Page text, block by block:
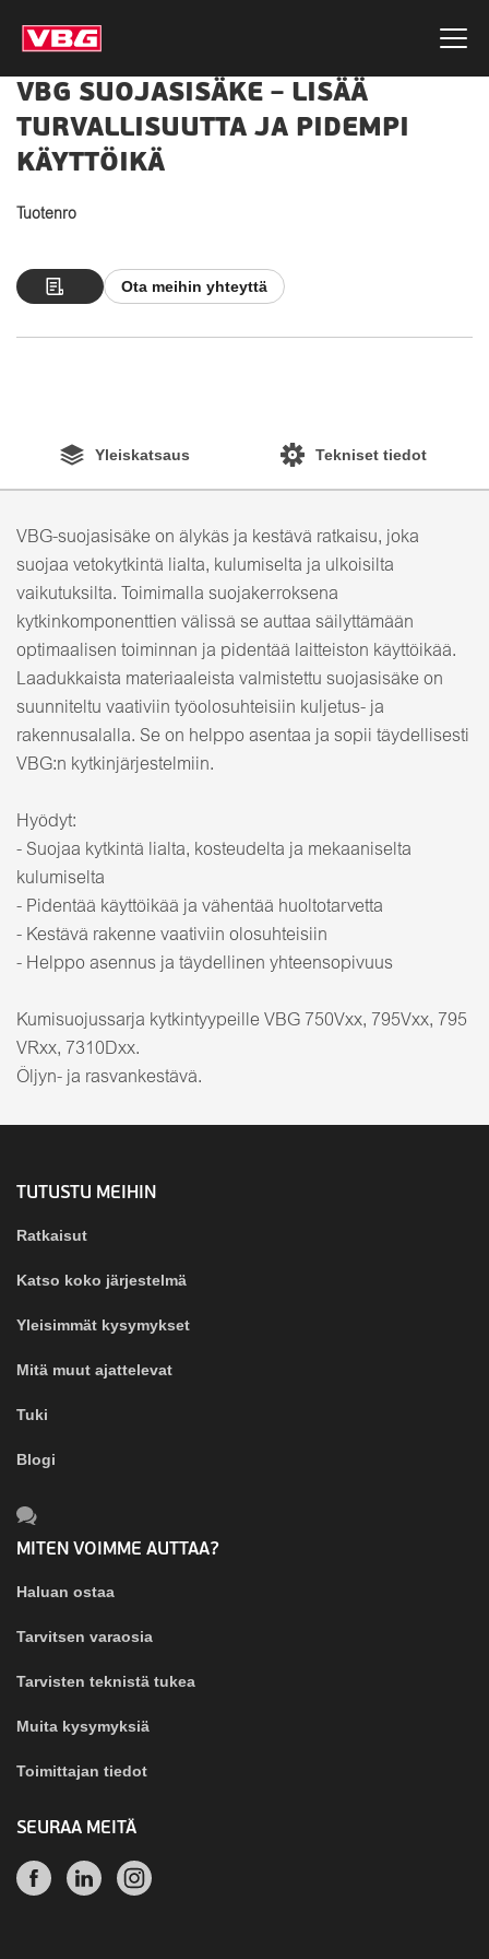
VBG SUOJASISÄKE – LISÄÄ
TURVALLISUUTTA JA PIDEMPI
KÄYTTÖIKÄ
Tuotenro
Ota meihin yhteyttä
Yleiskatsaus Tekniset tiedot
VBG-suojasisäke on älykäs ja kestävä ratkaisu, joka
suojaa vetokytkintä lialta, kulumiselta ja ulkoisilta
vaikutuksilta. Toimimalla suojakerroksena
kytkinkomponenttien välissä se auttaa säilyttämään
optimaalisen toiminnan ja pidentää laitteiston käyttöikää.
Laadukkaista materiaaleista valmistettu suojasisäke on
suunniteltu vaativiin työolosuhteisiin kuljetus- ja
rakennusalalla. Se on helppo asentaa ja sopii täydellisesti
VBG:n kytkinjärjestelmiin.
Hyödyt:
- Suojaa kytkintä lialta, kosteudelta ja mekaaniselta
kulumiselta
- Pidentää käyttöikää ja vähentää huoltotarvetta
- Kestävä rakenne vaativiin olosuhteisiin
- Helppo asennus ja täydellinen yhteensopivuus
Kumisuojussarja kytkintyypeille VBG 750Vxx, 795Vxx, 795
VRxx, 7310Dxx.
Öljyn- ja rasvankestävä.
TUTUSTU MEIHIN
Ratkaisut
Katso koko järjestelmä
Yleisimmät kysymykset
Mitä muut ajattelevat
Tuki
Blogi
MITEN VOIMME AUTTAA?
Haluan ostaa
Tarvitsen varaosia
Tarvisten teknistä tukea
Muita kysymyksiä
Toimittajan tiedot
SEURAA MEITÄ